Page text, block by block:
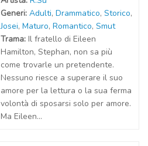
Generi: Adulti, Drammatico, Storico,
Josei, Maturo, Romantico, Smut
Trama: Il fratello di Eileen
Hamilton, Stephan, non sa più
come trovarle un pretendente.
Nessuno riesce a superare il suo
amore per la lettura o la sua ferma
volontà di sposarsi solo per amore.
Ma Eileen...